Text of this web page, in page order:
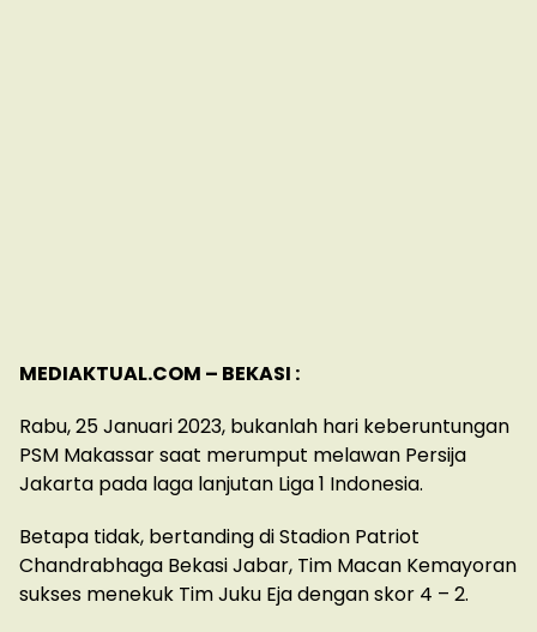
MEDIAKTUAL.COM – BEKASI :
Rabu, 25 Januari 2023, bukanlah hari keberuntungan
PSM Makassar saat merumput melawan Persija
Jakarta pada laga lanjutan Liga 1 Indonesia.
Betapa tidak, bertanding di Stadion Patriot
Chandrabhaga Bekasi Jabar, Tim Macan Kemayoran
sukses menekuk Tim Juku Eja dengan skor 4 – 2.